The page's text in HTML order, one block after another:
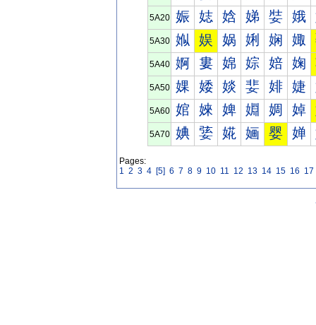
5A20 娠 娡 娢 娣 娤 娥
5A30 娰 娱 娲 娳 娴 娵
5A40 婀 婁 婂 婃 婄 婅
5A50 婐 婑 婒 婓 婔 婕
5A60 婠 婡 婢 婣 婤 婥
5A70 婰 婱 婲 婳 婴 婵
Pages:
1 2 3 4 [5] 6 7 8 9 10 11 12 13 14 15 16 17